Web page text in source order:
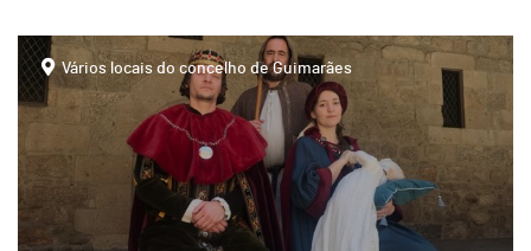
Vários locais do concelho de Guimarães